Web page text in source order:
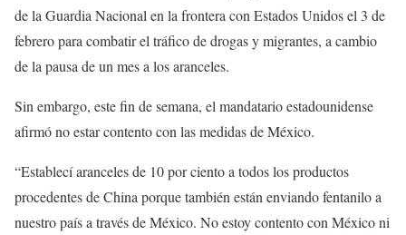
de la Guardia Nacional en la frontera con Estados Unidos el 3 de
febrero para combatir el tráfico de drogas y migrantes, a cambio
de la pausa de un mes a los aranceles.
Sin embargo, este fin de semana, el mandatario estadounidense
afirmó no estar contento con las medidas de México.
“Establecí aranceles de 10 por ciento a todos los productos
procedentes de China porque también están enviando fentanilo a
nuestro país a través de México. No estoy contento con México ni